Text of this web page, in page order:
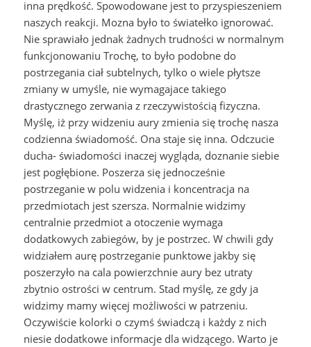
inna prędkość. Spowodowane jest to przyspieszeniem
naszych reakcji. Mozna było to światełko ignorować.
Nie sprawiało jednak żadnych trudności w normalnym
funkcjonowaniu Trochę, to było podobne do
postrzegania ciał subtelnych, tylko o wiele płytsze
zmiany w umyśle, nie wymagajace takiego
drastycznego zerwania z rzeczywistością fizyczna.
Myślę, iż przy widzeniu aury zmienia się trochę nasza
codzienna świadomość. Ona staje się inna. Odczucie
ducha- świadomości inaczej wygląda, doznanie siebie
jest pogłębione. Poszerza się jednocześnie
postrzeganie w polu widzenia i koncentracja na
przedmiotach jest szersza. Normalnie widzimy
centralnie przedmiot a otoczenie wymaga
dodatkowych zabiegów, by je postrzec. W chwili gdy
widziałem aurę postrzeganie punktowe jakby się
poszerzyło na cala powierzchnie aury bez utraty
zbytnio ostrości w centrum. Stad myślę, ze gdy ja
widzimy mamy więcej możliwości w patrzeniu.
Oczywiście kolorki o czymś świadczą i każdy z nich
niesie dodatkowe informacje dla widzącego. Warto je